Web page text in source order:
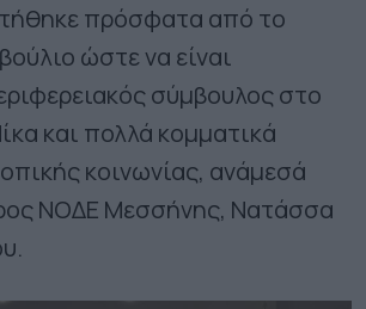
πρόσφατα από το
ώστε να είναι
σύμβουλος στο
και πολλά κομματικά
κοινωνίας, ανάμεσά
ΝΟΔΕ Μεσσήνης, Νατάσσα